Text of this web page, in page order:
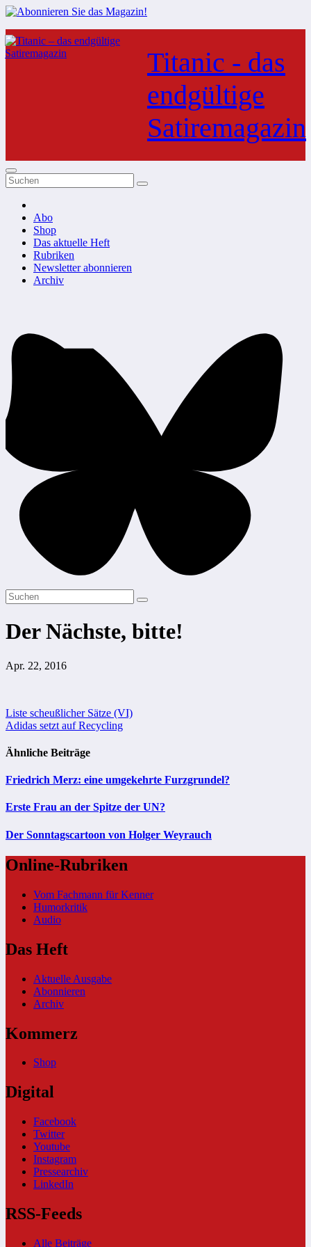
Zum
Inhalt
springen
Titanic - das
endgültige
Satiremagazin
Abo
Shop
Das aktuelle Heft
Rubriken
Newsletter abonnieren
Archiv
Der Nächste, bitte!
Apr. 22, 2016
Beitragsnavigation
Liste scheußlicher Sätze (VI)
Adidas setzt auf Recycling
Ähnliche Beiträge
Friedrich Merz: eine umgekehrte Furzgrundel?
Erste Frau an der Spitze der UN?
Der Sonntagscartoon von Holger Weyrauch
Online-Rubriken
Vom Fachmann für Kenner
Humorkritik
Audio
Das Heft
Aktuelle Ausgabe
Abonnieren
Archiv
Kommerz
Shop
Digital
Facebook
Twitter
Youtube
Instagram
Pressearchiv
LinkedIn
RSS-Feeds
Alle Beiträge